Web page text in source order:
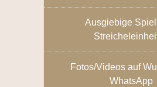
Ausgiebige
Fotos/Videos auf
WhatsApp